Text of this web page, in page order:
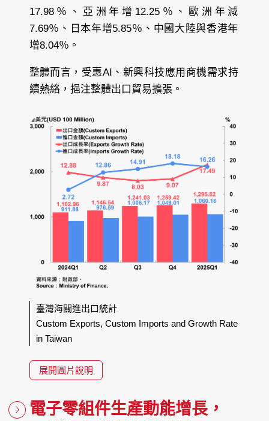
17.98％、亞洲年增12.25％、歐洲年減
7.69％、日本年增5.85％、中國大陸與香港年
增8.04％。
整體而言，受惠AI、新興科技應用商機需求持
續熱絡，挹注整體出口貿易擴張。
臺灣海關進出口統計
Custom Exports, Custom Imports and Growth Rate
in Taiwan
展開圖片說明
電子零組件生產動能增長，